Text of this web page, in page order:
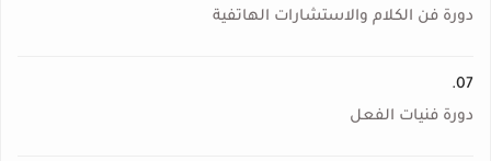
دورة فن الكلام والاستشارات الهاتفية
07.
دورة فنيات الفعل